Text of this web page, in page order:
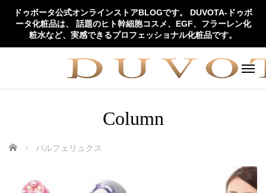
ドゥボータ公式オンラインストアBLOGです。 DUVOTA-ドゥボ
ータ化粧品は、 話題のヒト幹細胞コスメ、EGF、フラーレン化
粧水など、実感できるプロフェッショナル化粧品です。
Column
ホーム パルフェリュクス